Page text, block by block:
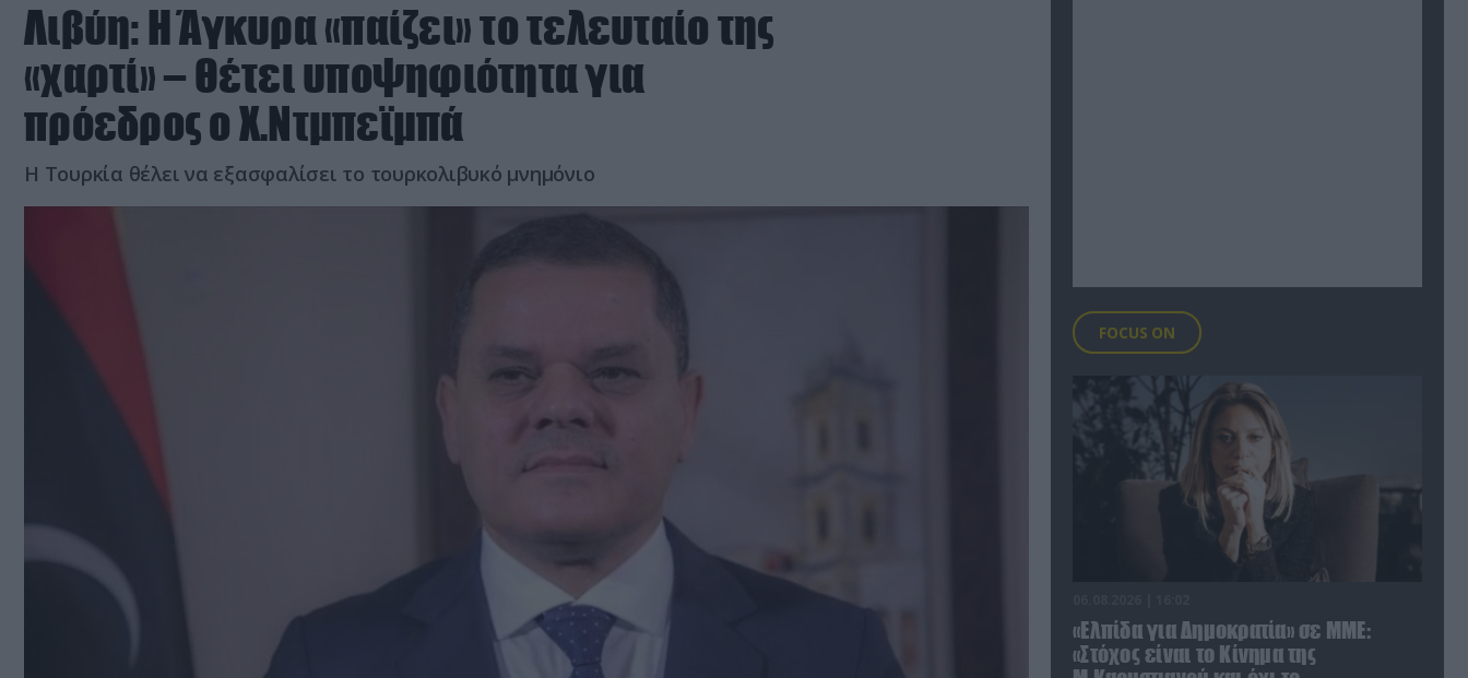
Λιβύη: Η Άγκυρα «παίζει» το τελευταίο της
«χαρτί» – Θέτει υποψηφιότητα για
πρόεδρος ο Χ.Ντμπεϊμπά
Η Τουρκία θέλει να εξασφαλίσει το τουρκολιβυκό μνημόνιο
FOCUS ON
«Ελπίδα για Δημοκρατία» σε ΜΜΕ:
«Στόχος είναι το Κίνημα της